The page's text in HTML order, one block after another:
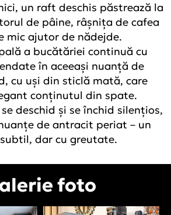
un raft deschis păstrează la
de pâine, râșnița de cafea
mic ajutor de nădejde.
a bucătăriei continuă cu
în aceeași nuanță de
cu uși din sticlă mată, care
conținutul din spate.
deschid și se închid silențios,
de antracit periat – un
dar cu greutate.
foto